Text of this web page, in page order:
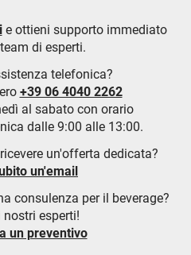
e ottieni supporto immediato
di esperti.
telefonica?
+39 06 4040 2262
al sabato con orario
dalle 9:00 alle 13:00.
un'offerta dedicata?
un'email
consulenza per il beverage?
esperti!
un preventivo